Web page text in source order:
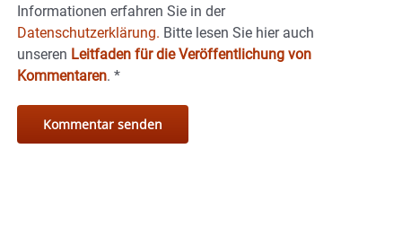
Informationen erfahren Sie in der
Datenschutzerklärung. Bitte lesen Sie hier auch
unseren Leitfaden für die Veröffentlichung von
Kommentaren. *